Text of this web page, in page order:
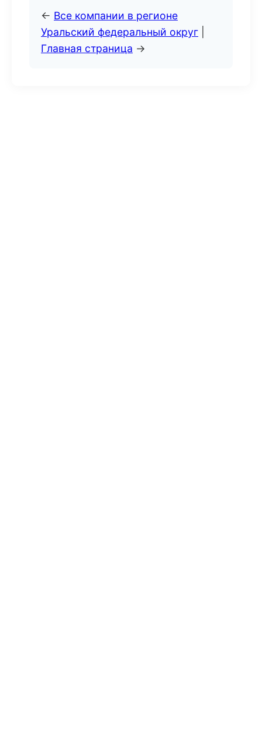
← Все компании в регионе
Уральский федеральный округ
Главная страница →